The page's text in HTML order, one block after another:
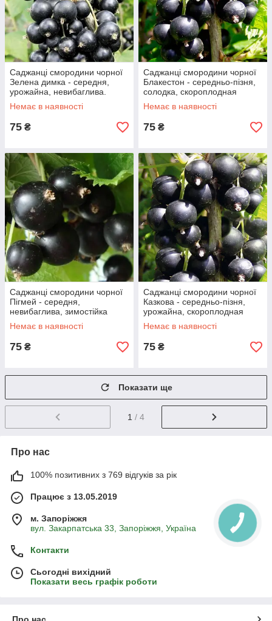
Саджанці смородини чорної
Зелена димка - середня,
урожайна, невибаглива.
Немає в наявності
75 ₴
Саджанці смородини чорної
Блакестон - середньо-пізня,
солодка, скороплодная
Немає в наявності
75 ₴
Саджанці смородини чорної
Пігмей - середня,
невибаглива, зимостійка
Немає в наявності
75 ₴
Саджанці смородини чорної
Казкова - середньо-пізня,
урожайна, скороплодная
Немає в наявності
75 ₴
Показати ще
1 / 4
Про нас
100% позитивних з 769 відгуків за рік
Працює з 13.05.2019
м. Запоріжжя
вул. Закарпатська 33, Запоріжжя, Україна
Контакти
Сьогодні вихідний
Показати весь графік роботи